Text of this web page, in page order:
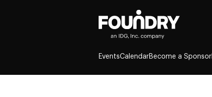
EventsCalendarBecome a Sponsor